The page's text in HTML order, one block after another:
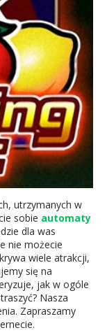
utrzymanych w
sobie automaty
dla was
nie możecie
wiele atrakcji,
się na
jak w ogóle
Nasza
Zapraszamy